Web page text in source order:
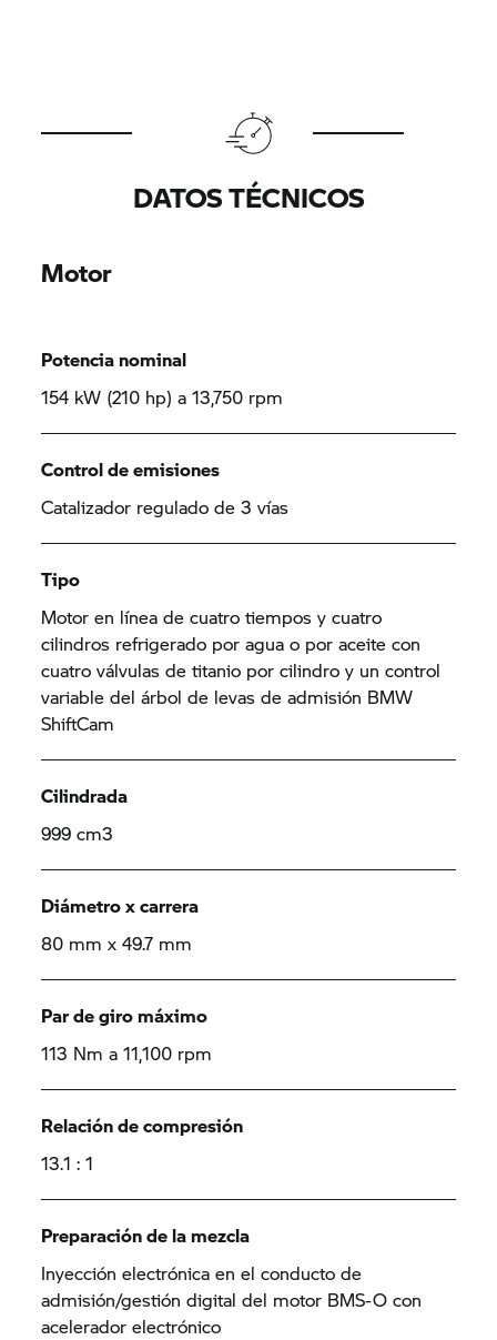
DATOS TÉCNICOS
Motor
Potencia nominal
154 kW (210 hp) a 13,750 rpm
Control de emisiones
Catalizador regulado de 3 vías
Tipo
Motor en línea de cuatro tiempos y cuatro
cilindros refrigerado por agua o por aceite con
cuatro válvulas de titanio por cilindro y un control
variable del árbol de levas de admisión BMW
ShiftCam
Cilindrada
999 cm3
Diámetro x carrera
80 mm x 49.7 mm
Par de giro máximo
113 Nm a 11,100 rpm
Relación de compresión
13.1 : 1
Preparación de la mezcla
Inyección electrónica en el conducto de
admisión/gestión digital del motor BMS-O con
acelerador electrónico